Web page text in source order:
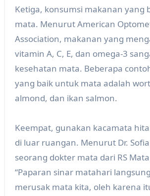
Ketiga, konsumsi makanan yang
mata. Menurut American
Association, makanan yang
vitamin A, C, E, dan omega-3
kesehatan mata. Beberapa
yang baik untuk mata adalah
almond, dan ikan salmon.
Keempat, gunakan kacamata
di luar ruangan. Menurut Dr.
seorang dokter mata dari RS
“Paparan sinar matahari
merusak mata kita, oleh karena